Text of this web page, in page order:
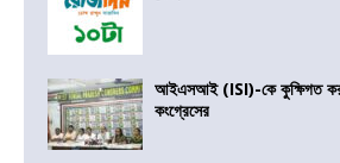
আইএসআই (ISI)-কে কুক্ষিগত
কংগ্রেসের